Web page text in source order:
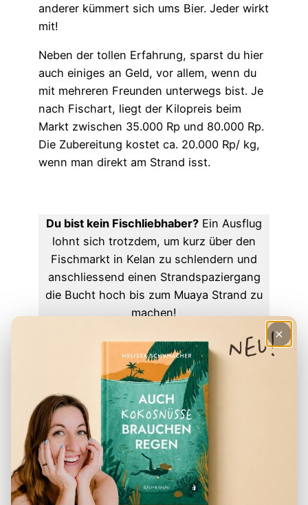
anderer kümmert sich ums Bier. Jeder wirkt
mit!
Neben der tollen Erfahrung, sparst du hier
auch einiges an Geld, vor allem, wenn du
mit mehreren Freunden unterwegs bist. Je
nach Fischart, liegt der Kilopreis beim
Markt zwischen 35.000 Rp und 80.000 Rp.
Die Zubereitung kostet ca. 20.000 Rp/ kg,
wenn man direkt am Strand isst.
Du bist kein Fischliebhaber? Ein Ausflug
lohnt sich trotzdem, um kurz über den
Fischmarkt in Kelan zu schlendern und
anschliessend einen Strandspaziergang
die Bucht hoch bis zum Muaya Strand zu
machen!
×